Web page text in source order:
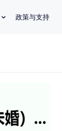
政策与支持